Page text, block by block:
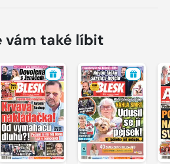
vám také líbit